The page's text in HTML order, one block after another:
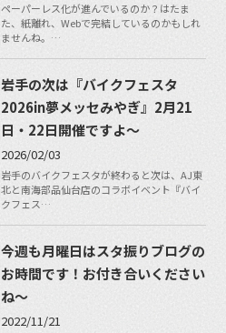
ペーパーレス化が進んでいるのか？はたま
た、紙離れ、Webで完結しているのかもしれ
ませんね。…
岩手の次は『バイクフェスタ
2026in夢メッセみやぎ』2月21
日・22日開催ですよ〜
2026/02/03
岩手のバイクフェスタが終わると次は、AJ東
北と南海部品仙台店のコラボイベント『バイ
クフェス…
今週も月曜日はスタ振りブログの
お時間です！お付き合いください
ね〜
2022/11/21